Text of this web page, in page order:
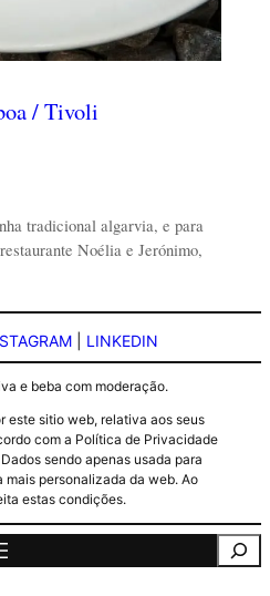
/ Tivoli
tradicional algarvia, e para
Noélia e Jerónimo,
LINKEDIN
e beba com moderação.
este sitio web, relativa aos seus
com a Política de Privacidade
sendo apenas usada para
personalizada da web. Ao
estas condições.